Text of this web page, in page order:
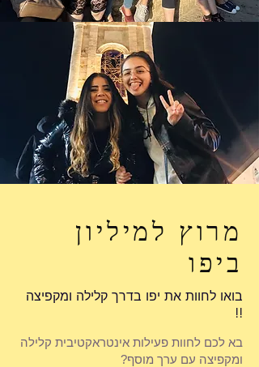
מרוץ למיליון
ביפו
בואו לחוות את יפו בדרך קלילה ומקפיצה
!!
בא לכם לחוות פעילות אינטראקטיבית קלילה
ומקפיצה עם ערך מוסף?